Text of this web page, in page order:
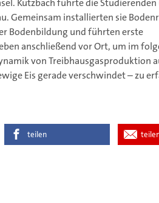
Kutzbach führte die Studierenden
Gemeinsam installierten sie
Bodenbildung und führten erste
anschließend vor Ort, um im
von Treibhausgasproduktion
Eis gerade verschwindet – zu
teilen